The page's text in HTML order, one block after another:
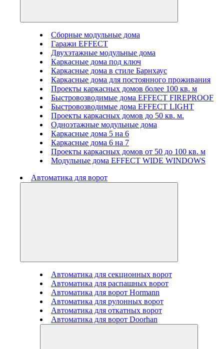
Сборные модульные дома
Гаражи EFFECT
Двухэтажные модульные дома
Каркасные дома под ключ
Каркасные дома в стиле Барнхаус
Каркасные дома для постоянного проживания
Проекты каркасных домов более 100 кв. м
Быстровозводимые дома EFFECT FIREPROOF
Быстровозводимые дома EFFECT LIGHT
Проекты каркасных домов до 50 кв. м.
Одноэтажные модульные дома
Каркасные дома 5 на 6
Каркасные дома 6 на 7
Проекты каркасных домов от 50 до 100 кв. м
Модульные дома EFFECT WIDE WINDOWS
Автоматика для ворот
Автоматика для секционных ворот
Автоматика для распашных ворот
Автоматика для ворот Hormann
Автоматика для рулонных ворот
Автоматика для откатных ворот
Автоматика для ворот Doorhan